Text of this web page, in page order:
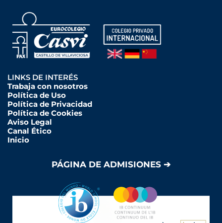
LINKS DE INTERÉS
Trabaja con nosotros
Política de Uso
Política de Privacidad
Política de Cookies
Aviso Legal
Canal Ético
Inicio
PÁGINA DE ADMISIONES ➔